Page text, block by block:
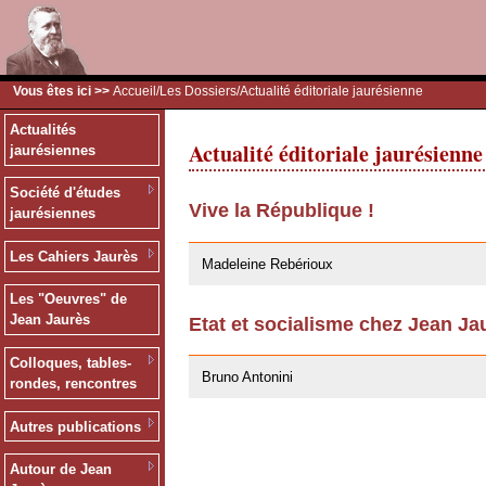
Vous êtes ici >> Accueil /Les Dossiers/Actualité éditoriale jaurésienne
Actualités
jaurésiennes
Société d'études
jaurésiennes
Les Cahiers Jaurès
Les "Oeuvres" de
Jean Jaurès
Colloques, tables-
rondes, rencontres
Autres publications
Autour de Jean
Actualité éditoriale jaurésienne
Vive la République !
Madeleine Rebérioux
Etat et socialisme chez Jean
Bruno Antonini